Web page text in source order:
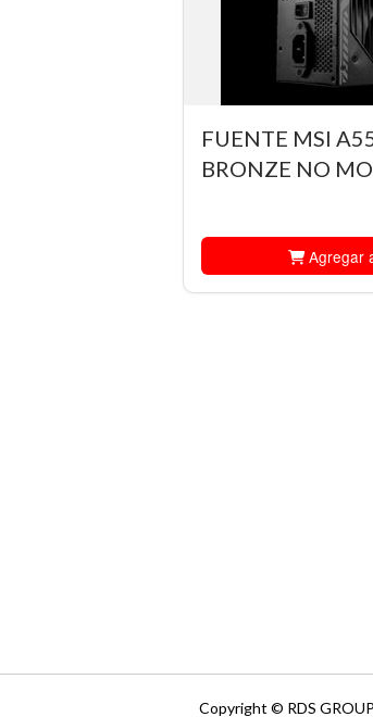
FUENTE MSI
BRONZE NO
Agregar
Copyright © RDS GROUP